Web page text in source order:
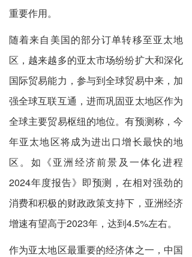
重要作用。
随着来自美国的部分订单转移至亚太地
区，越来越多的亚太市场纷纷扩大和深化
国际贸易能力，参与到全球贸易中来，加
强全球互联互通，进而巩固亚太地区作为
全球主要贸易枢纽的地位。有预测称，今
年亚太地区将成为进出口增长最快的地
区。如《亚洲经济前景及一体化进程
2024年度报告》即预测，在相对强劲的
消费和积极的财政政策支持下，亚洲经济
增速有望高于2023年，达到4.5%左右。
作为亚太地区最重要的经济体之一，中国